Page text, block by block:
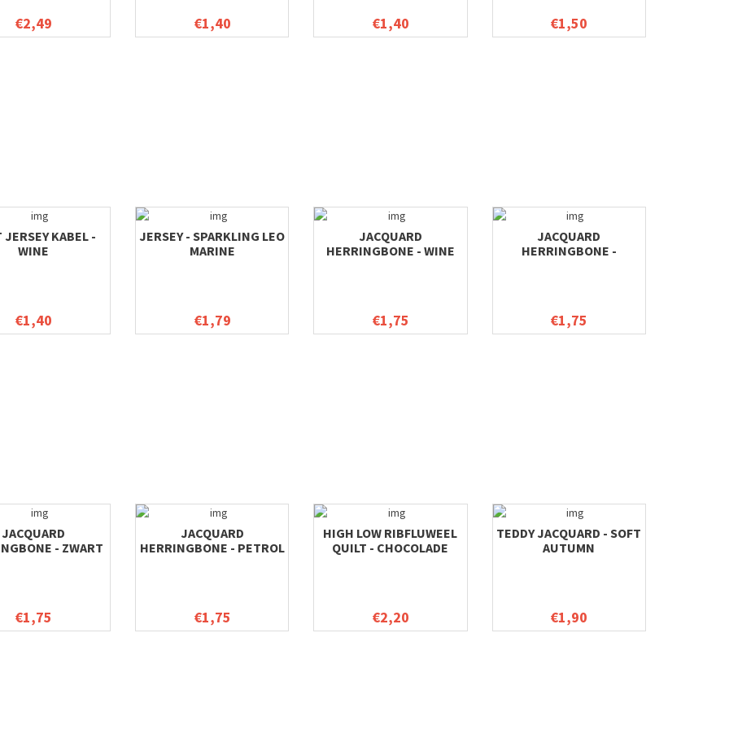
€2,49 €1,40 €1,40 €1,50
JERSEY KABEL -
WINE
€1,40
JERSEY - SPARKLING LEO
MARINE
€1,79
JACQUARD
HERRINGBONE - WINE
€1,75
JACQUARD
HERRINGBONE -
€1,75
JACQUARD
- ZWART
€1,75
JACQUARD
HERRINGBONE - PETROL
€1,75
HIGH LOW RIBFLUWEEL
QUILT - CHOCOLADE
€2,20
TEDDY JACQUARD - SOFT
AUTUMN
€1,90